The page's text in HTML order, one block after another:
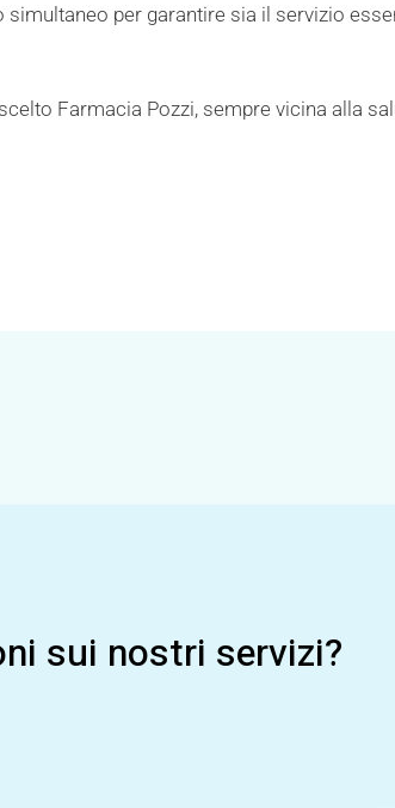
per garantire sia il servizio
Farmacia Pozzi, sempre vicina alla
sui nostri servizi?